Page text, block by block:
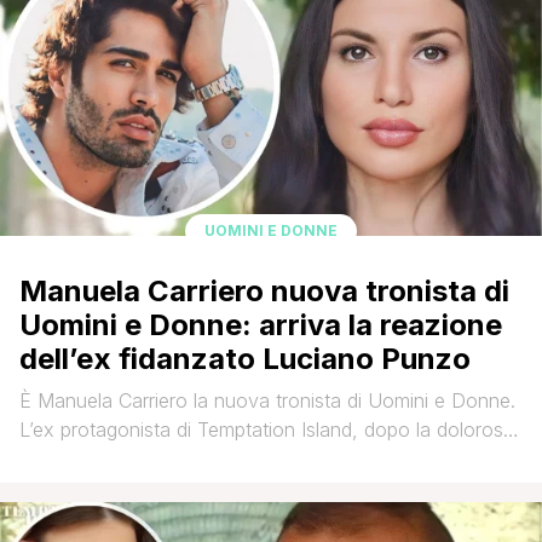
Nell'autunno [']
UOMINI E DONNE
Manuela Carriero nuova tronista di
Uomini e Donne: arriva la reazione
dell’ex fidanzato Luciano Punzo
È Manuela Carriero la nuova tronista di Uomini e Donne.
L’ex protagonista di Temptation Island, dopo la dolorosa
Maria De Filippi. Dopo l’annuncio ufficiale su Witty, era